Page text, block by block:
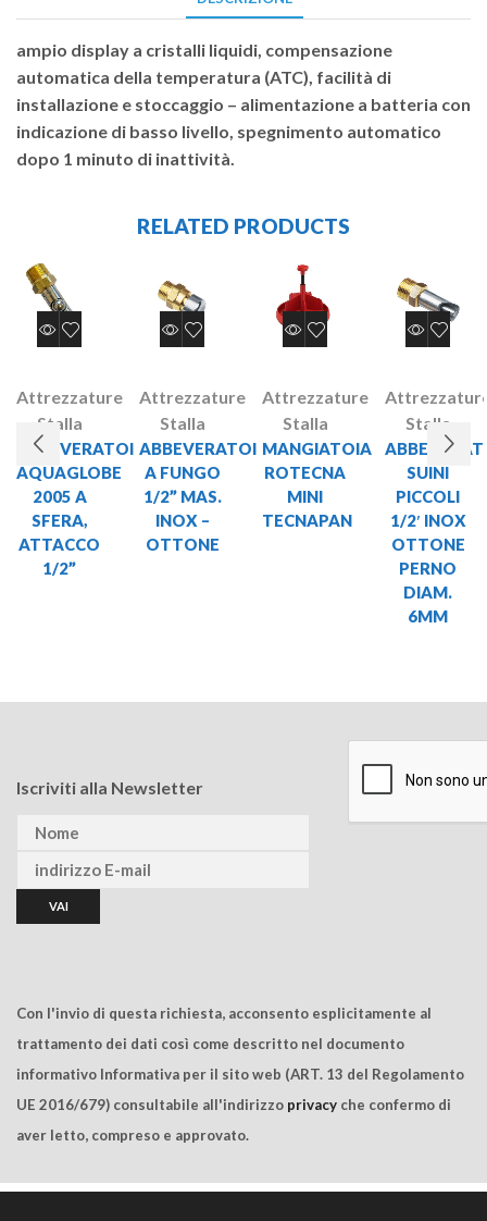
ampio display a cristalli liquidi, compensazione
automatica della temperatura (ATC), facilità di
installazione e stoccaggio – alimentazione a batteria con
indicazione di basso livello, spegnimento automatico
dopo 1 minuto di inattività.
RELATED PRODUCTS
Attrezzature
Stalla
ABBEVERATOI
AQUAGLOBE
2005 A
SFERA,
ATTACCO
1/2”
Attrezzature
Stalla
ABBEVERATOI
A FUNGO
1/2” MAS.
INOX –
OTTONE
Attrezzature
Stalla
MANGIATOIA
ROTECNA
MINI
TECNAPAN
Stalla
SUINI
PICCOLI
1/2′ INOX
OTTONE
PERNO
DIAM.
6MM
Iscriviti alla Newsletter
Con l'invio di questa richiesta, acconsento esplicitamente al
trattamento dei dati così come descritto nel documento
informativo Informativa per il sito web (ART. 13 del Regolamento
UE 2016/679) consultabile all'indirizzo privacy che confermo di
aver letto, compreso e approvato.